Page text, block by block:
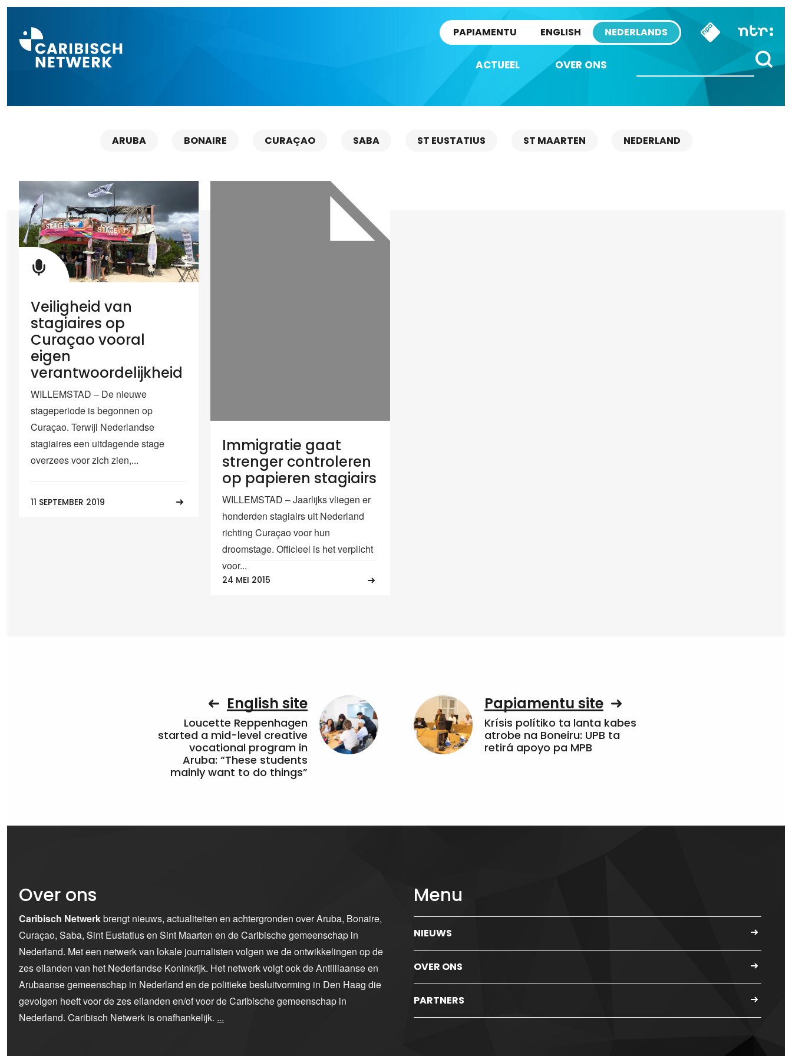
PAPIAMENTU ENGLISH NEDERLANDS
ACTUEEL OVER ONS
ARUBA BONAIRE CURAÇAO SABA ST EUSTATIUS ST MAARTEN NEDERLAND
Veiligheid van
stagiaires op
Curaçao vooral
eigen
verantwoordelijkheid
WILLEMSTAD – De nieuwe
stageperiode is begonnen op
Curaçao. Terwijl Nederlandse
stagiaires een uitdagende stage
overzees voor zich zien,...
11 SEPTEMBER 2019
Immigratie gaat
strenger controleren
op papieren stagiairs
WILLEMSTAD – Jaarlijks vliegen er
honderden stagiairs uit Nederland
richting Curaçao voor hun
droomstage. Officieel is het verplicht
voor...
24 MEI 2015
English site
Loucette Reppenhagen
started a mid-level creative
vocational program in
Aruba: “These students
mainly want to do things”
Papiamentu site
Krísis polítiko ta lanta kabes
atrobe na Boneiru: UPB ta
retirá apoyo pa MPB
Over ons
Caribisch Netwerkbrengt nieuws, actualiteiten en achtergronden over Aruba, Bonaire,
Curaçao, Saba, Sint Eustatius en Sint Maarten en de Caribische gemeenschap in
Nederland. Met een netwerk van lokale journalisten volgen we de ontwikkelingen op de
zes eilanden van het Nederlandse Koninkrijk. Het netwerk volgt ook de Antilliaanse en
Arubaanse gemeenschap in Nederland en de politieke besluitvorming in Den Haag die
gevolgen heeft voor de zes eilanden en/of voor de Caribische gemeenschap in
Nederland. Caribisch Netwerk is onafhankelijk. ...
Menu
NIEUWS
OVER ONS
PARTNERS